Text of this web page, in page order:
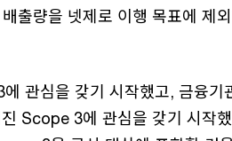
출량을 넷제로 이행 목표에 제
관심을 갖기 시작했고, 금융기
Scope 3에 관심을 갖기 시작